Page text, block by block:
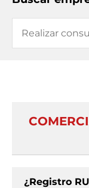
¿Registro